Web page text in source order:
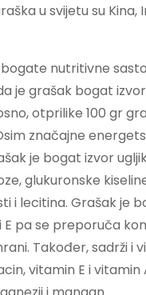
u svijetu su Kina,
nutritivne
je grašak bogat izvor
otprilike 100 gr
značajne
je bogat izvor
glukuronske
i lecitina. Grašak je
pa se preporuča
Također, sadrži i
vitamin E i vitamin